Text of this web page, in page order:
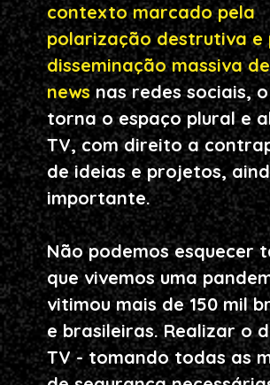
contexto marcado pela
polarização destrutiva e
disseminação massiva
news nas redes sociais,
torna o espaço plural e
TV, com direito a
de ideias e projetos,
importante.
Não podemos esquecer
que vivemos uma
vitimou mais de 150 mil
e brasileiras. Realizar o
TV - tomando todas as